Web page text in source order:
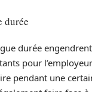
durée
durée
pour
pendant une